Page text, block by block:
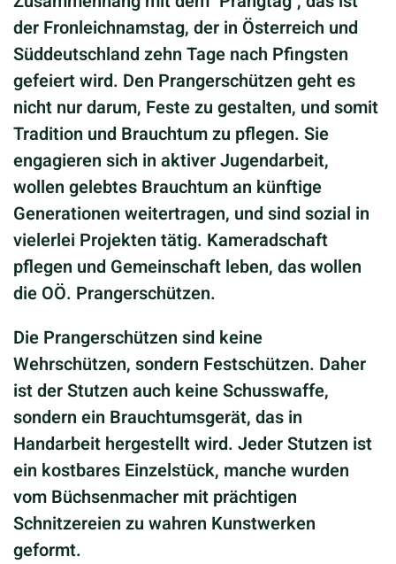
der Fronleichnamstag, der in Österreich und
Süddeutschland zehn Tage nach Pfingsten
gefeiert wird. Den Prangerschützen geht es
nicht nur darum, Feste zu gestalten, und somit
Tradition und Brauchtum zu pflegen. Sie
engagieren sich in aktiver Jugendarbeit,
wollen gelebtes Brauchtum an künftige
Generationen weitertragen, und sind sozial in
vielerlei Projekten tätig. Kameradschaft
pflegen und Gemeinschaft leben, das wollen
die OÖ. Prangerschützen.
Die Prangerschützen sind keine
Wehrschützen, sondern Festschützen. Daher
ist der Stutzen auch keine Schusswaffe,
sondern ein Brauchtumsgerät, das in
Handarbeit hergestellt wird. Jeder Stutzen ist
ein kostbares Einzelstück, manche wurden
vom Büchsenmacher mit prächtigen
Schnitzereien zu wahren Kunstwerken
geformt.